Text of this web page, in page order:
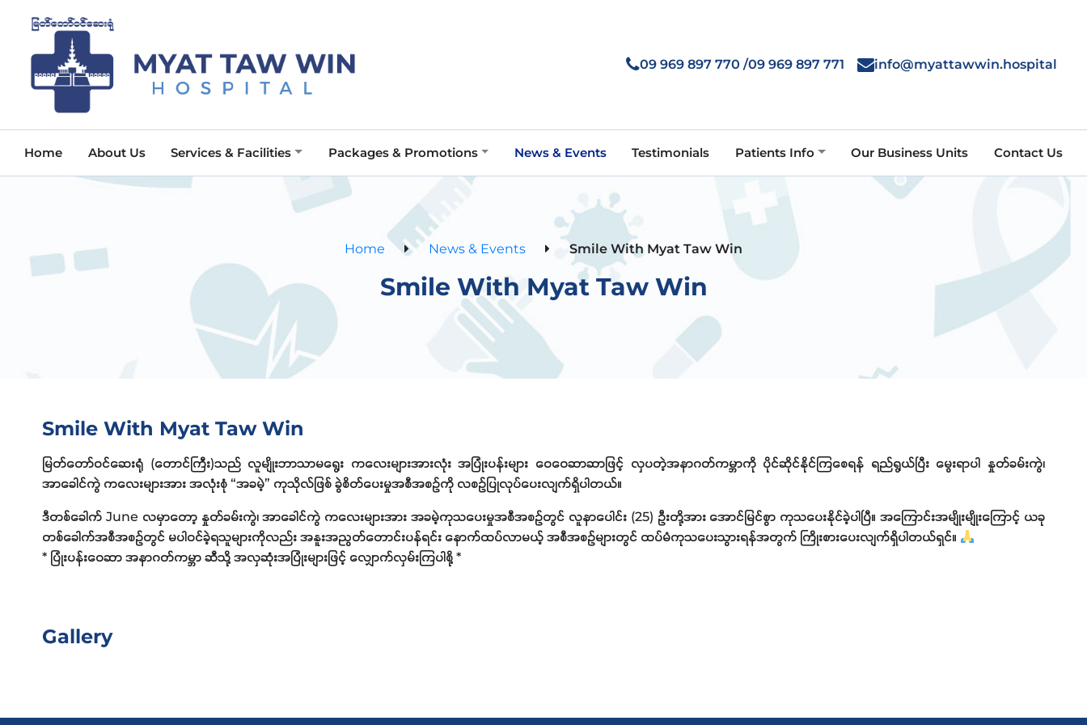
09 969 897 770 /09 969 897 771 info@myattawwin.hospital
Home About Us Services & Facilities Packages & Promotions News & Events Testimonials Patients Info Our Business Units Contact Us
Home News & Events Smile With Myat Taw Win
Smile With Myat Taw Win
Smile With Myat Taw Win
မြတ်တော်ဝင်ဆေးရုံ (တောင်ကြီး)သည် လူမျိုးဘာသာမရွေး ကလေးများအားလုံး အပြုံးပန်းများ ဝေဝေဆာဆာဖြင့် လှပတဲ့အနာဂတ်ကမ္ဘာကို ပိုင်ဆိုင်နိုင်ကြစေရန် ရည်ရွယ်ပြီး မွေးရာပါ နှုတ်ခမ်းကွဲ၊
အာခေါင်ကွဲ ကလေးများအား အလုံးစုံ “အခမဲ့” ကုသိုလ်ဖြစ် ခွဲစိတ်ပေးမှုအစီအစဉ်ကို လစဉ်ပြုလုပ်ပေးလျက်ရှိပါတယ်။
ဒီတစ်ခေါက် June လမှာတော့ နှုတ်ခမ်းကွဲ၊ အာခေါင်ကွဲ ကလေးများအား အခမဲ့ကုသပေးမှုအစီအစဥ်တွင် လူနာပေါင်း (25) ဦးတို့အား အောင်မြင်စွာ ကုသပေးနိုင်ခဲ့ပါပြီ။ အကြောင်းအမျိုးမျိုးကြောင့် ယခု
တစ်ခေါက်အစီအစဥ်တွင် မပါဝင်ခဲ့ရသူများကိုလည်း အနူးအညွတ်တောင်းပန်ရင်း နောက်ထပ်လာမယ့် အစီအစဥ်များတွင် ထပ်မံကုသပေးသွားရန်အတွက် ကြိုးစားပေးလျက်ရှိပါတယ်ရှင်။
* ပြုံးပန်းဝေဆာ အနာဂတ်ကမ္ဘာ ဆီသို့ အလှဆုံးအပြုံးများဖြင့် လျှောက်လှမ်းကြပါစို့ *
Gallery